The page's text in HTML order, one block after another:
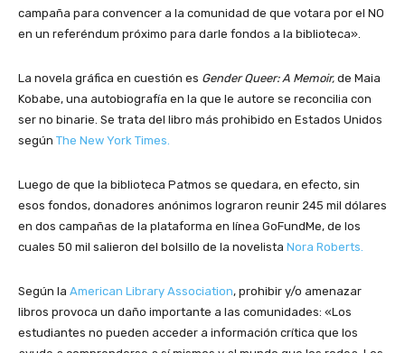
campaña para convencer a la comunidad de que votara por el NO
en un referéndum próximo para darle fondos a la biblioteca».
La novela gráfica en cuestión es Gender Queer: A Memoir, de Maia
Kobabe, una autobiografía en la que le autore se reconcilia con
ser no binarie. Se trata del libro más prohibido en Estados Unidos
según The New York Times.
Luego de que la biblioteca Patmos se quedara, en efecto, sin
esos fondos, donadores anónimos lograron reunir 245 mil dólares
en dos campañas de la plataforma en línea GoFundMe, de los
cuales 50 mil salieron del bolsillo de la novelista Nora Roberts.
Según la American Library Association, prohibir y/o amenazar
libros provoca un daño importante a las comunidades: «Los
estudiantes no pueden acceder a información crítica que los